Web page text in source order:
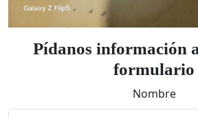
Pídanos información
formulario
Nombre